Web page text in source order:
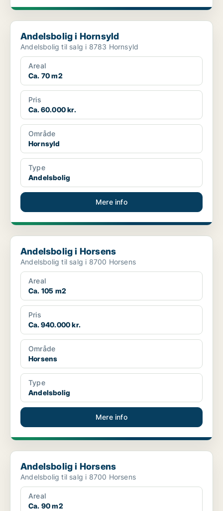
Andelsbolig i Hornsyld
Andelsbolig i Hornsyld
Andelsbolig til salg i 8783 Hornsyld
Areal
Ca. 70 m2
Pris
Ca. 60.000 kr.
Område
Hornsyld
Type
Andelsbolig
Mere info
Andelsbolig i Horsens
Andelsbolig i Horsens
Andelsbolig til salg i 8700 Horsens
Areal
Ca. 105 m2
Pris
Ca. 940.000 kr.
Område
Horsens
Type
Andelsbolig
Mere info
Andelsbolig i Horsens
Andelsbolig i Horsens
Andelsbolig til salg i 8700 Horsens
Areal
Ca. 90 m2